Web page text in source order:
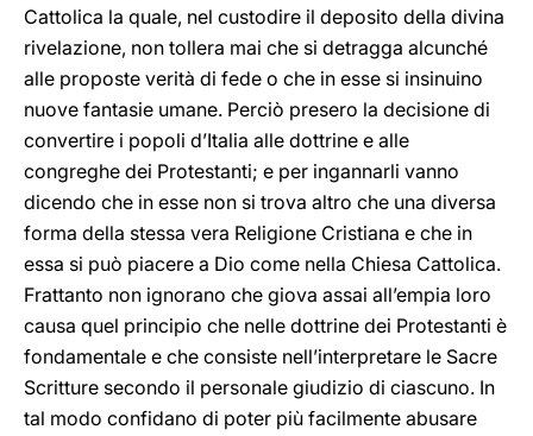
Cattolica la quale, nel custodire il deposito della divina
rivelazione, non tollera mai che si detragga alcunché
alle proposte verità di fede o che in esse si insinuino
nuove fantasie umane. Perciò presero la decisione di
convertire i popoli d’Italia alle dottrine e alle
congreghe dei Protestanti; e per ingannarli vanno
dicendo che in esse non si trova altro che una diversa
forma della stessa vera Religione Cristiana e che in
essa si può piacere a Dio come nella Chiesa Cattolica.
Frattanto non ignorano che giova assai all’empia loro
causa quel principio che nelle dottrine dei Protestanti è
fondamentale e che consiste nell’interpretare le Sacre
Scritture secondo il personale giudizio di ciascuno. In
tal modo confidano di poter più facilmente abusare